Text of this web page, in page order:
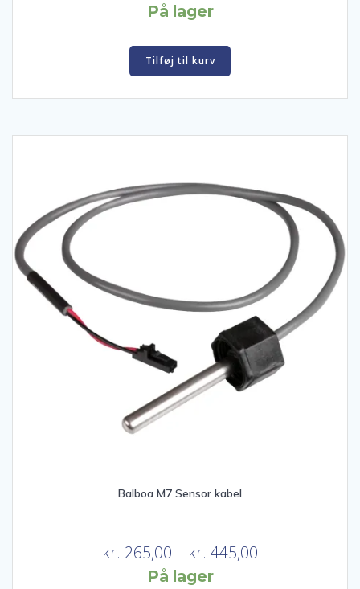
På lager
Tilføj til kurv
Balboa M7 Sensor kabel
kr. 265,00 – kr. 445,00
På lager